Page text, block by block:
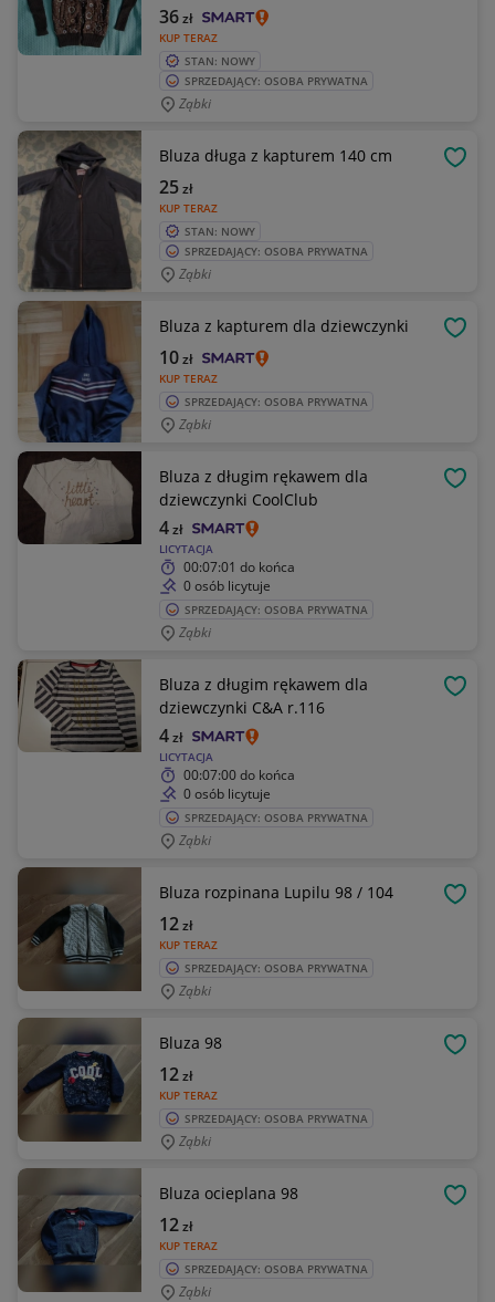
KUP TERAZ
36zł
STAN: NOWY
SPRZEDAJĄCY: OSOBA PRYWATNA
Ząbki
Bluza długa z kapturem 140 cm
KUP TERAZ
25zł
STAN: NOWY
SPRZEDAJĄCY: OSOBA PRYWATNA
Ząbki
Bluza z kapturem dla dziewczynki
KUP TERAZ
10zł
SPRZEDAJĄCY: OSOBA PRYWATNA
Ząbki
Bluza z długim rękawem dla
dziewczynki CoolClub
LICYTACJA
4zł
00:07:01 do końca
0 osób licytuje
SPRZEDAJĄCY: OSOBA PRYWATNA
Ząbki
Bluza z długim rękawem dla
dziewczynki C&A r.116
LICYTACJA
4zł
00:07:00do końca
0 osób licytuje
SPRZEDAJĄCY: OSOBA PRYWATNA
Ząbki
Bluza rozpinana Lupilu 98 / 104
KUP TERAZ
12zł
SPRZEDAJĄCY: OSOBA PRYWATNA
Ząbki
Bluza 98
KUP TERAZ
12zł
SPRZEDAJĄCY: OSOBA PRYWATNA
Ząbki
Bluza ocieplana 98
KUP TERAZ
12zł
SPRZEDAJĄCY: OSOBA PRYWATNA
Ząbki